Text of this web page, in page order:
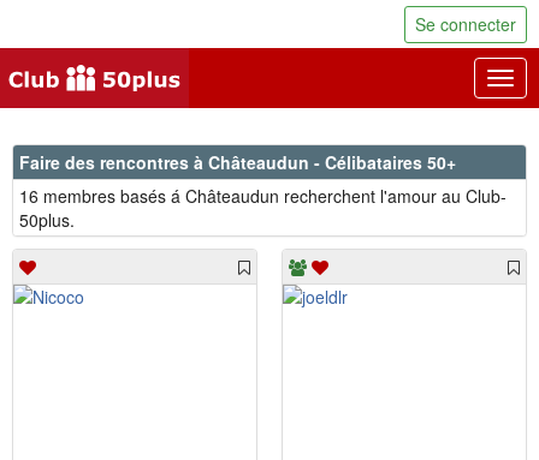
Se connecter
Faire des rencontres à Châteaudun - Célibataires 50+
16 membres basés á Châteaudun recherchent l'amour au Club-
50plus.